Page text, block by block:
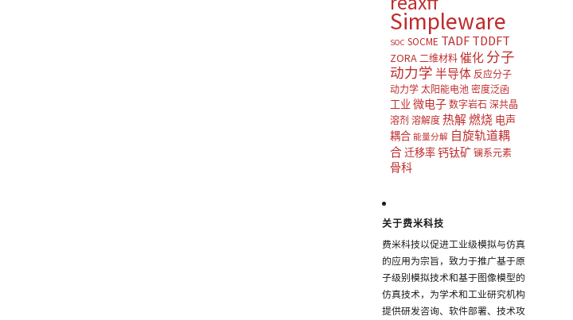
Simpleware
SOC SOCME TADF TDDFT
ZORA 二维材料 催化 分子
动力学 半导体 反应分子
动力学 太阳能电池 密度泛函
工业 微电子 数字岩石 深共晶
溶剂 溶解度 热解燃烧 电声
耦合 能量分解 自旋轨道耦
合迁移率钙钛矿 镧系元素
骨科
关于费米科技
费米科技以促进工业级模拟与仿真
的应用为宗旨，致力于推广基于原
子级别模拟技术和基于图像模型的
仿真技术，为学术和工业研究机构
提供研发咨询、软件部署、技术攻